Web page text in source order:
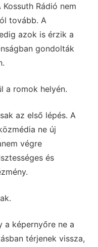
Rádió nem
tovább. A
azok is érzik a
gondolták
a romok helyén.
az első lépés. A
ne új
végre
és
a képernyőre ne a
térjenek vissza,